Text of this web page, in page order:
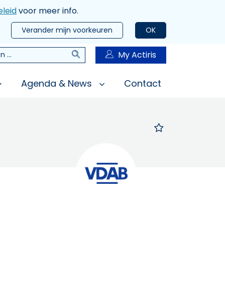
voor meer info.
OK
Verander mijn voorkeuren
Zoeken My Actiris
Agenda & News Contact